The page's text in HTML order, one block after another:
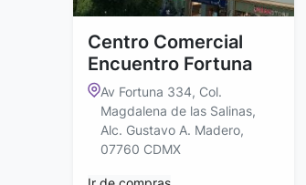
Centro Comercial
Encuentro Fortuna
Av Fortuna 334, Col.
Magdalena de las Salinas,
Alc. Gustavo A. Madero,
07760 CDMX